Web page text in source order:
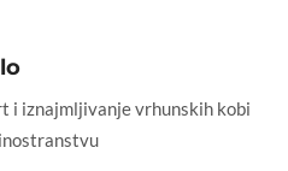
i iznajmljivanje vrhunskih kobi